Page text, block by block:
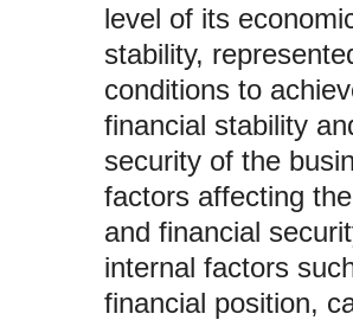
level of its
stability,
conditions to
financial stability
security of the
factors affecting
and financial
internal factors
financial position,